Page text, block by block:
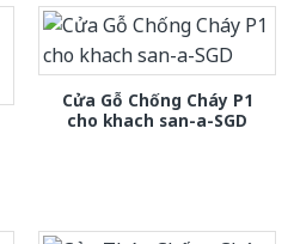
Cửa Gỗ Chống Cháy P1
cho khach san-a-SGD